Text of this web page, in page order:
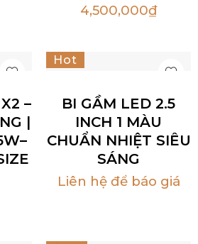
4,500,000₫
–
|
Hot
BI GẦM LED 2.5
INCH 1 MÀU
CHUẨN NHIỆT SIÊU
SÁNG
Liên hệ để báo giá